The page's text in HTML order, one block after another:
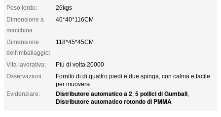
Peso lordo:
26kgs
Dimensione a
macchina:
40*40*116CM
Dimensione
dell'imballaggio:
118*45*45CM
Vita lavorativa:
Più di volta 20000
Osservazioni:
Fornito di di quattro piedi e due spinga, con calma e facile
per muoversi
Evidenziare:
Distributore automatico a 2, 5 pollici di Gumball,
Distributore automatico rotondo di PMMA